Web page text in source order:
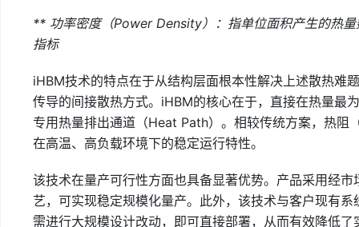
** 功率密度（Power Density）：指单位面积产生的热
指标
iHBM技术的特点在于从结构层面根本性解决上述散热难
传导的间接散热方式。iHBM的核心在于，直接在热量最
专用热量排出通道（Heat Path）。相较传统方案，热
在高温、高负载环境下的稳定运行特性。
该技术在量产可行性方面也具备显著优势。产品采用经
艺，可实现稳定规模化量产。此外，该技术与客户现有
需进行大规模设计改动，即可直接部署，从而有效降低了